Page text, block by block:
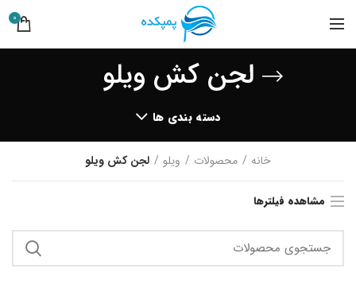
0
لجن کش ویلو
دسته بندی ها
خانه محصولات ویلو لجن کش ویلو
مشاهده فیلترها